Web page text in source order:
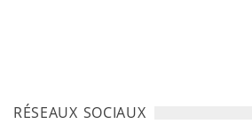
RÉSEAUX SOCIAUX